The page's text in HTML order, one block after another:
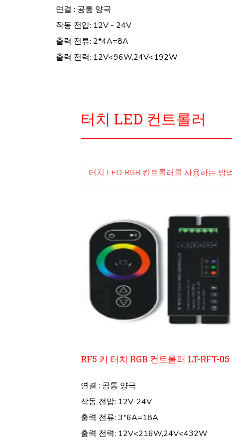
연결 : 공통 양극
작동 전압: 12V - 24V
출력 전류: 2*4A=8A
출력 전력: 12V<96W,24V<192W
터치 LED 컨트롤러
터치 LED RGB 컨트롤러를 사용하는 방
RF5 키 터치 RGB 컨트롤러 LT-RFT-05
연결 : 공통 양극
작동 전압: 12V-24V
출력 전류: 3*6A=18A
출력 전력: 12V<216W,24V<432W